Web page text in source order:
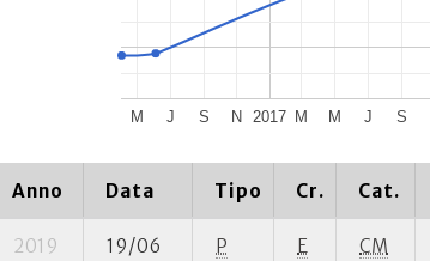
2017
M J S N M M J S
Anno Data Tipo Cr. Cat.
2019 19/06 P E CM